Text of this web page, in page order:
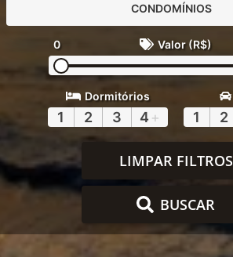
CONDOMÍNIOS
0 Valor (R$)
Dormitórios
1 2 3 4 + 1 2
LIMPAR FILTROS
BUSCAR